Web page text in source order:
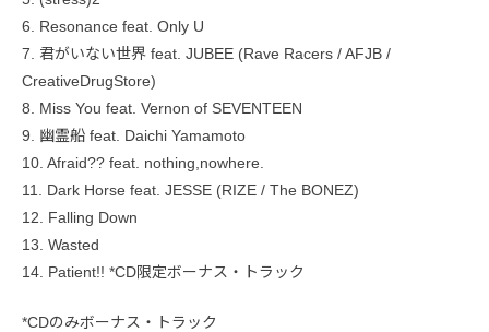
6. Resonance feat. Only U
7. 君がいない世界 feat. JUBEE (Rave Racers / AFJB /
CreativeDrugStore)
8. Miss You feat. Vernon of SEVENTEEN
9. 幽霊船 feat. Daichi Yamamoto
10. Afraid?? feat. nothing,nowhere.
11. Dark Horse feat. JESSE (RIZE / The BONEZ)
12. Falling Down
13. Wasted
14. Patient!! *CD限定ボーナス・トラック
*CDのみボーナス・トラック